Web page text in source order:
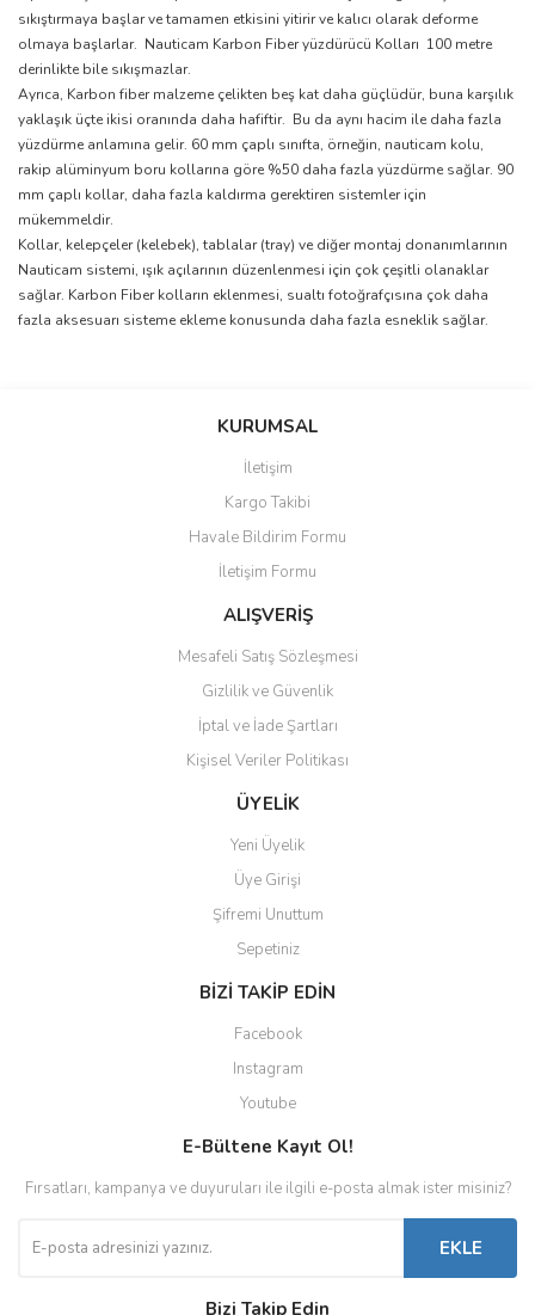
sıkıştırmaya başlar ve tamamen etkisini yitirir ve kalıcı olarak deforme
olmaya başlarlar. Nauticam Karbon Fiber yüzdürücü Kolları 100 metre
derinlikte bile sıkışmazlar.
Ayrıca, Karbon fiber malzeme çelikten beş kat daha güçlüdür, buna karşılık
yaklaşık üçte ikisi oranında daha hafiftir. Bu da aynı hacim ile daha fazla
yüzdürme anlamına gelir. 60 mm çaplı sınıfta, örneğin, nauticam kolu,
rakip alüminyum boru kollarına göre %50 daha fazla yüzdürme sağlar. 90
mm çaplı kollar, daha fazla kaldırma gerektiren sistemler için
mükemmeldir.
Kollar, kelepçeler (kelebek), tablalar (tray) ve diğer montaj donanımlarının
Nauticam sistemi, ışık açılarının düzenlenmesi için çok çeşitli olanaklar
sağlar. Karbon Fiber kolların eklenmesi, sualtı fotoğrafçısına çok daha
fazla aksesuarı sisteme ekleme konusunda daha fazla esneklik sağlar.
Yorum Yaz
Görüş ve önerileriniz için teşekkür ederiz.
Ürün resmi kalitesiz, bozuk veya görüntülenemiyor.
Ürün bilgilerinde hatalar bulunuyor.
Bu ürüne benzer farklı alternatifler olmalı.
KURUMSAL
İletişim
Kargo Takibi
Havale Bildirim Formu
İletişim Formu
ALIŞVERİŞ
Mesafeli Satış Sözleşmesi
Gizlilik ve Güvenlik
İptal ve İade Şartları
Kişisel Veriler Politikası
ÜYELİK
Yeni Üyelik
Üye Girişi
Şifremi Unuttum
Sepetiniz
BİZİ TAKİP EDİN
Facebook
Instagram
Youtube
E-Bültene Kayıt Ol!
Fırsatları, kampanya ve duyuruları ile ilgili e-posta almak ister misiniz?
EKLE
Bizi Takip Edin